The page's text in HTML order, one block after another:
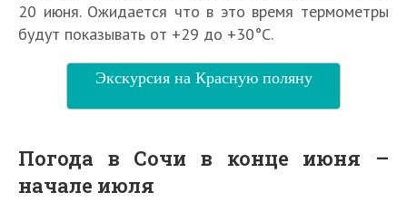
20 июня. Ожидается что в это время термометры
будут показывать от +29 до +30°С.
Экскурсия на Красную поляну
Погода в Сочи в конце июня –
начале июля